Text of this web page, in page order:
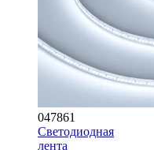
047861
Светодиодная
лента